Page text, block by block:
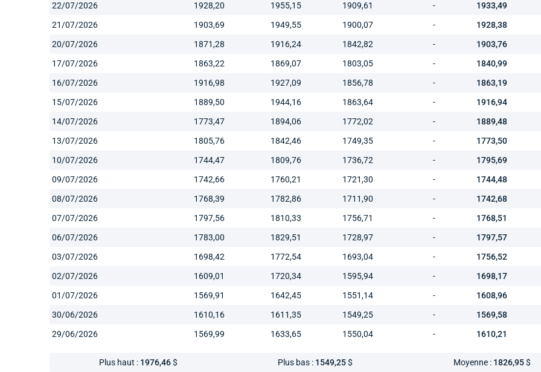
22/07/2026
1928,20 1955,15 1909,61 - 1933,49
21/07/2026
1903,69 1949,55 1900,07 - 1928,38
20/07/2026
1871,28 1916,24 1842,82 - 1903,76
17/07/2026
1863,22 1869,07 1803,05 - 1840,99
16/07/2026
1916,98 1927,09 1856,78 - 1863,19
15/07/2026
1889,50 1944,16 1863,64 - 1916,94
14/07/2026
1773,47 1894,06 1772,02 - 1889,48
13/07/2026
1805,76 1842,46 1749,35 - 1773,50
10/07/2026
1744,47 1809,76 1736,72 - 1795,69
09/07/2026
1742,66 1760,21 1721,30 - 1744,48
08/07/2026
1768,39 1782,86 1711,90 - 1742,68
07/07/2026
1797,56 1810,33 1756,71 - 1768,51
06/07/2026
1783,00 1829,51 1728,97 - 1797,57
03/07/2026
1698,42 1772,54 1693,04 - 1756,52
02/07/2026
1609,01 1720,34 1595,94 - 1698,17
01/07/2026
1569,91 1642,45 1551,14 - 1608,96
30/06/2026
1610,16 1611,35 1549,25 - 1569,58
29/06/2026
1569,99 1633,65 1550,04 - 1610,21
Plus haut : 1976,46$ Plus bas : 1549,25$ Moyenne : 1826,95$